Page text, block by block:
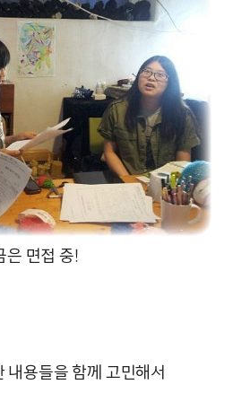
은 면접 중!
내용들을 함께 고민해서